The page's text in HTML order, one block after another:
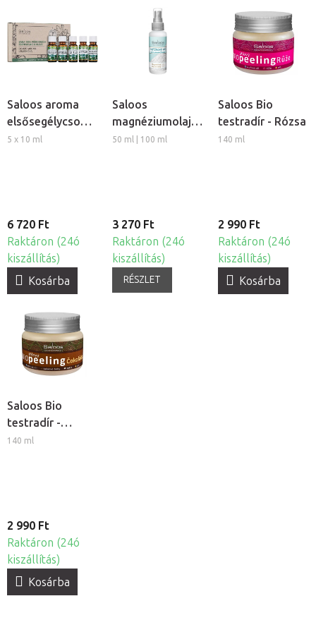
Saloos aroma
elsősegélycsomag
- 100%-ban
5 x 10 ml
6 720 Ft
Raktáron (24ó
kiszállítás)
Kosárba
Saloos
magnéziumolaj
izmokra
50 ml | 100 ml
3 270 Ft
Raktáron (24ó
kiszállítás)
RÉSZLET
Saloos Bio
testradír - Rózsa
140 ml
2 990 Ft
Raktáron (24ó
kiszállítás)
Kosárba
Saloos Bio
testradír -
Csokoládé
140 ml
2 990 Ft
Raktáron (24ó
kiszállítás)
Kosárba